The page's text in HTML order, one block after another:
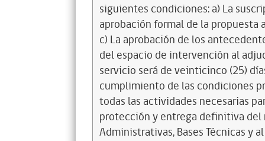
siguientes condiciones: a) La
aprobación formal de la propuesta
c) La aprobación de los
del espacio de intervención al
servicio será de veinticinco (25)
cumplimiento de las condiciones
todas las actividades necesarias
protección y entrega definitiva del
Administrativas, Bases Técnicas y